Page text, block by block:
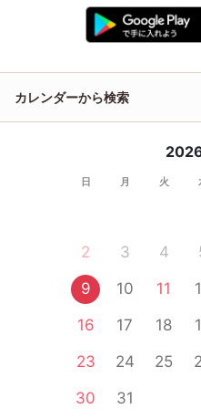
カレンダーから検索
日 月 火
2
3 4
9
10 11
16
17 18
23
24 25
30
31